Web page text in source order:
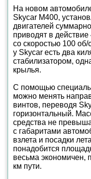
На новом
Skycar М400,
двигателей
приводят в
со скоростью 100 об/
у Skycar есть два
стабилизатором,
крылья.
С помощью
можно менять
винтов, переводя
горизонтальный.
средства не
с габаритами
взлета и посадки
понадобится
весьма экономичен,
км пути.